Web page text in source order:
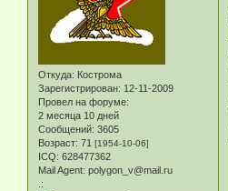
Откуда: Кострома
Зарегистрирован: 12-11-2009
Провел на форуме:
2 месяца 10 дней
Сообщений: 3605
Возраст: 71 [1954-10-06]
ICQ: 628477362
Mail Agent: polygon_v@mail.ru
.: